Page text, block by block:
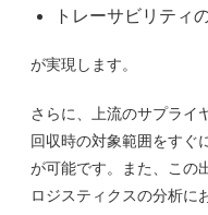
トレーサビリティ
が実現します。
さらに、上流のサプライ
回収時の対象範囲をすぐ
が可能です。また、この
ロジスティクスの分析に